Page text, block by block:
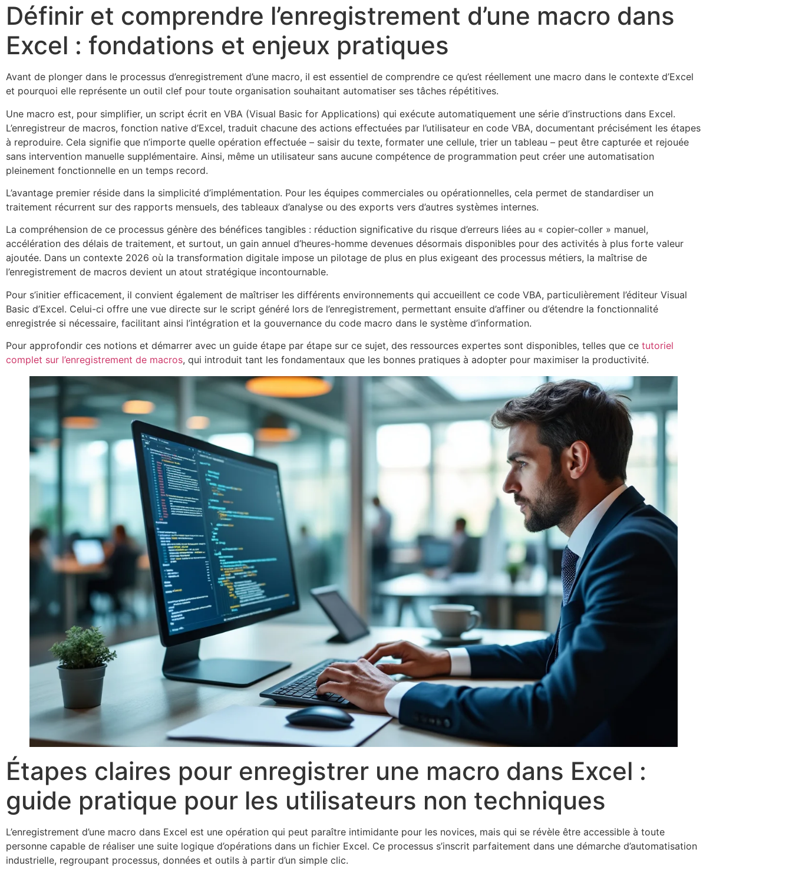
Définir et comprendre l’enregistrement d’une macro dans
Excel : fondations et enjeux pratiques
Avant de plonger dans le processus d’enregistrement d’une macro, il est essentiel de comprendre ce qu’est réellement une macro dans le contexte d’Excel
et pourquoi elle représente un outil clef pour toute organisation souhaitant automatiser ses tâches répétitives.
Une macro est, pour simplifier, un script écrit en VBA (Visual Basic for Applications) qui exécute automatiquement une série d’instructions dans Excel.
L’enregistreur de macros, fonction native d’Excel, traduit chacune des actions effectuées par l’utilisateur en code VBA, documentant précisément les étapes
à reproduire. Cela signifie que n’importe quelle opération effectuée – saisir du texte, formater une cellule, trier un tableau – peut être capturée et rejouée
sans intervention manuelle supplémentaire. Ainsi, même un utilisateur sans aucune compétence de programmation peut créer une automatisation
pleinement fonctionnelle en un temps record.
L’avantage premier réside dans la simplicité d’implémentation. Pour les équipes commerciales ou opérationnelles, cela permet de standardiser un
traitement récurrent sur des rapports mensuels, des tableaux d’analyse ou des exports vers d’autres systèmes internes.
La compréhension de ce processus génère des bénéfices tangibles : réduction significative du risque d’erreurs liées au « copier-coller » manuel,
accélération des délais de traitement, et surtout, un gain annuel d’heures-homme devenues désormais disponibles pour des activités à plus forte valeur
ajoutée. Dans un contexte 2026 où la transformation digitale impose un pilotage de plus en plus exigeant des processus métiers, la maîtrise de
l’enregistrement de macros devient un atout stratégique incontournable.
Pour s’initier efficacement, il convient également de maîtriser les différents environnements qui accueillent ce code VBA, particulièrement l’éditeur Visual
Basic d’Excel. Celui-ci offre une vue directe sur le script généré lors de l’enregistrement, permettant ensuite d’affiner ou d’étendre la fonctionnalité
enregistrée si nécessaire, facilitant ainsi l’intégration et la gouvernance du code macro dans le système d’information.
Pour approfondir ces notions et démarrer avec un guide étape par étape sur ce sujet, des ressources expertes sont disponibles, telles que ce tutoriel
complet sur l’enregistrement de macros, qui introduit tant les fondamentaux que les bonnes pratiques à adopter pour maximiser la productivité.
Étapes claires pour enregistrer une macro dans Excel :
guide pratique pour les utilisateurs non techniques
L’enregistrement d’une macro dans Excel est une opération qui peut paraître intimidante pour les novices, mais qui se révèle être accessible à toute
personne capable de réaliser une suite logique d’opérations dans un fichier Excel. Ce processus s’inscrit parfaitement dans une démarche d’automatisation
industrielle, regroupant processus, données et outils à partir d’un simple clic.